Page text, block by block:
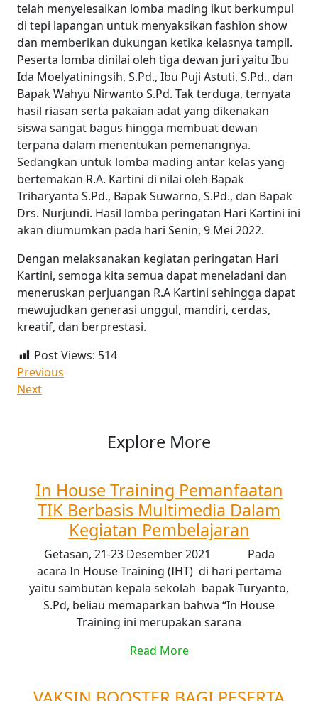
telah menyelesaikan lomba mading ikut berkumpul
di tepi lapangan untuk menyaksikan fashion show
dan memberikan dukungan ketika kelasnya tampil.
Peserta lomba dinilai oleh tiga dewan juri yaitu Ibu
Ida Moelyatiningsih, S.Pd., Ibu Puji Astuti, S.Pd., dan
Bapak Wahyu Nirwanto S.Pd. Tak terduga, ternyata
hasil riasan serta pakaian adat yang dikenakan
siswa sangat bagus hingga membuat dewan
terpana dalam menentukan pemenangnya.
Sedangkan untuk lomba mading antar kelas yang
bertemakan R.A. Kartini di nilai oleh Bapak
Triharyanta S.Pd., Bapak Suwarno, S.Pd., dan Bapak
Drs. Nurjundi. Hasil lomba peringatan Hari Kartini ini
akan diumumkan pada hari Senin, 9 Mei 2022.
Dengan melaksanakan kegiatan peringatan Hari
Kartini, semoga kita semua dapat meneladani dan
meneruskan perjuangan R.A Kartini sehingga dapat
mewujudkan generasi unggul, mandiri, cerdas,
kreatif, dan berprestasi.
Post Views: 514
Previous
Next
Explore More
In House Training Pemanfaatan
TIK Berbasis Multimedia Dalam
Kegiatan Pembelajaran
Getasan, 21-23 Desember 2021 Pada
acara In House Training (IHT) di hari pertama
yaitu sambutan kepala sekolah bapak Turyanto,
S.Pd, beliau memaparkan bahwa “In House
Training ini merupakan sarana
Read More